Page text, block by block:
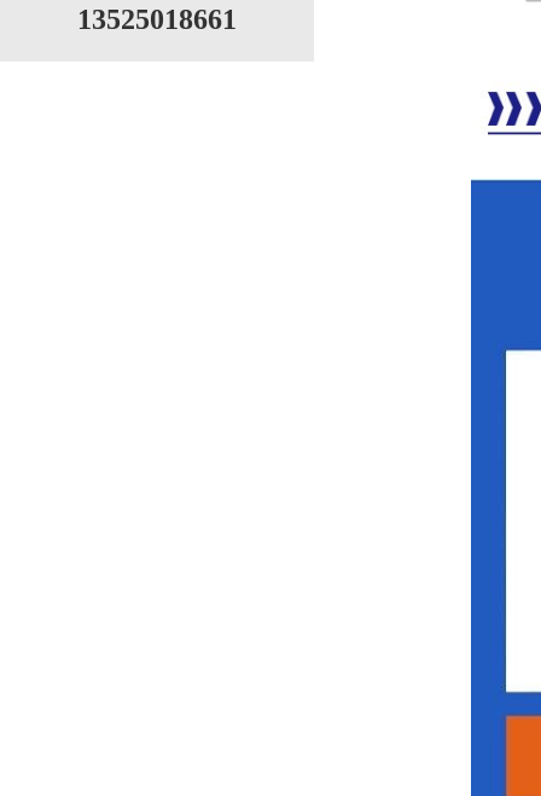
13525018661